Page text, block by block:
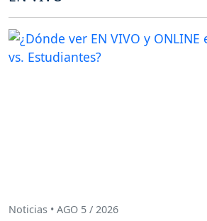
Noticias • AGO 5 / 2026